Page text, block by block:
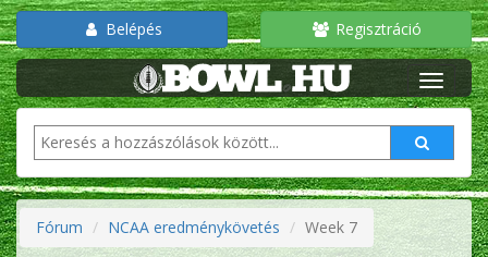
Belépés Regisztráció
Fórum NCAA eredménykövetés Week 7